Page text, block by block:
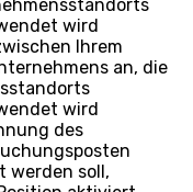
Felder zur
gemäß den
. Wenn
(Elementtyp
Sie die
in der